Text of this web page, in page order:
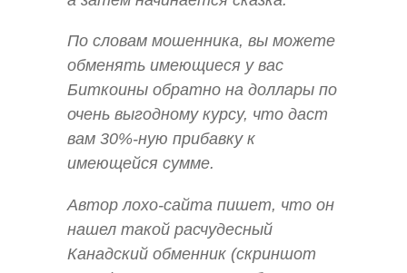
По словам мошенника, вы можете
обменять имеющиеся у вас
Биткоины обратно на доллары по
очень выгодному курсу, что даст
вам 30%-ную прибавку к
имеющейся сумме.
Автор лохо-сайта пишет, что он
нашел такой расчудесный
Канадский обменник (скриншот